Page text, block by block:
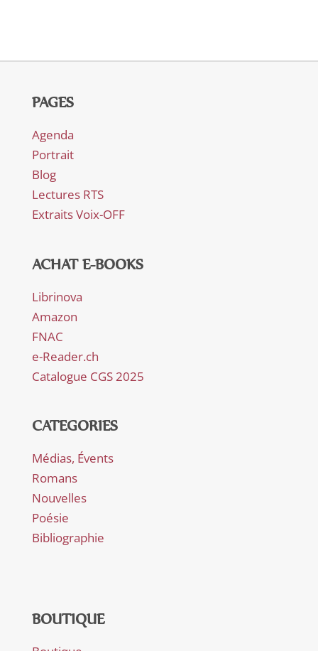
PAGES
Agenda
Portrait
Blog
Lectures RTS
Extraits Voix-OFF
ACHAT E-BOOKS
Librinova
Amazon
FNAC
e-Reader.ch
Catalogue CGS 2025
CATEGORIES
Médias, Évents
Romans
Nouvelles
Poésie
Bibliographie
BOUTIQUE